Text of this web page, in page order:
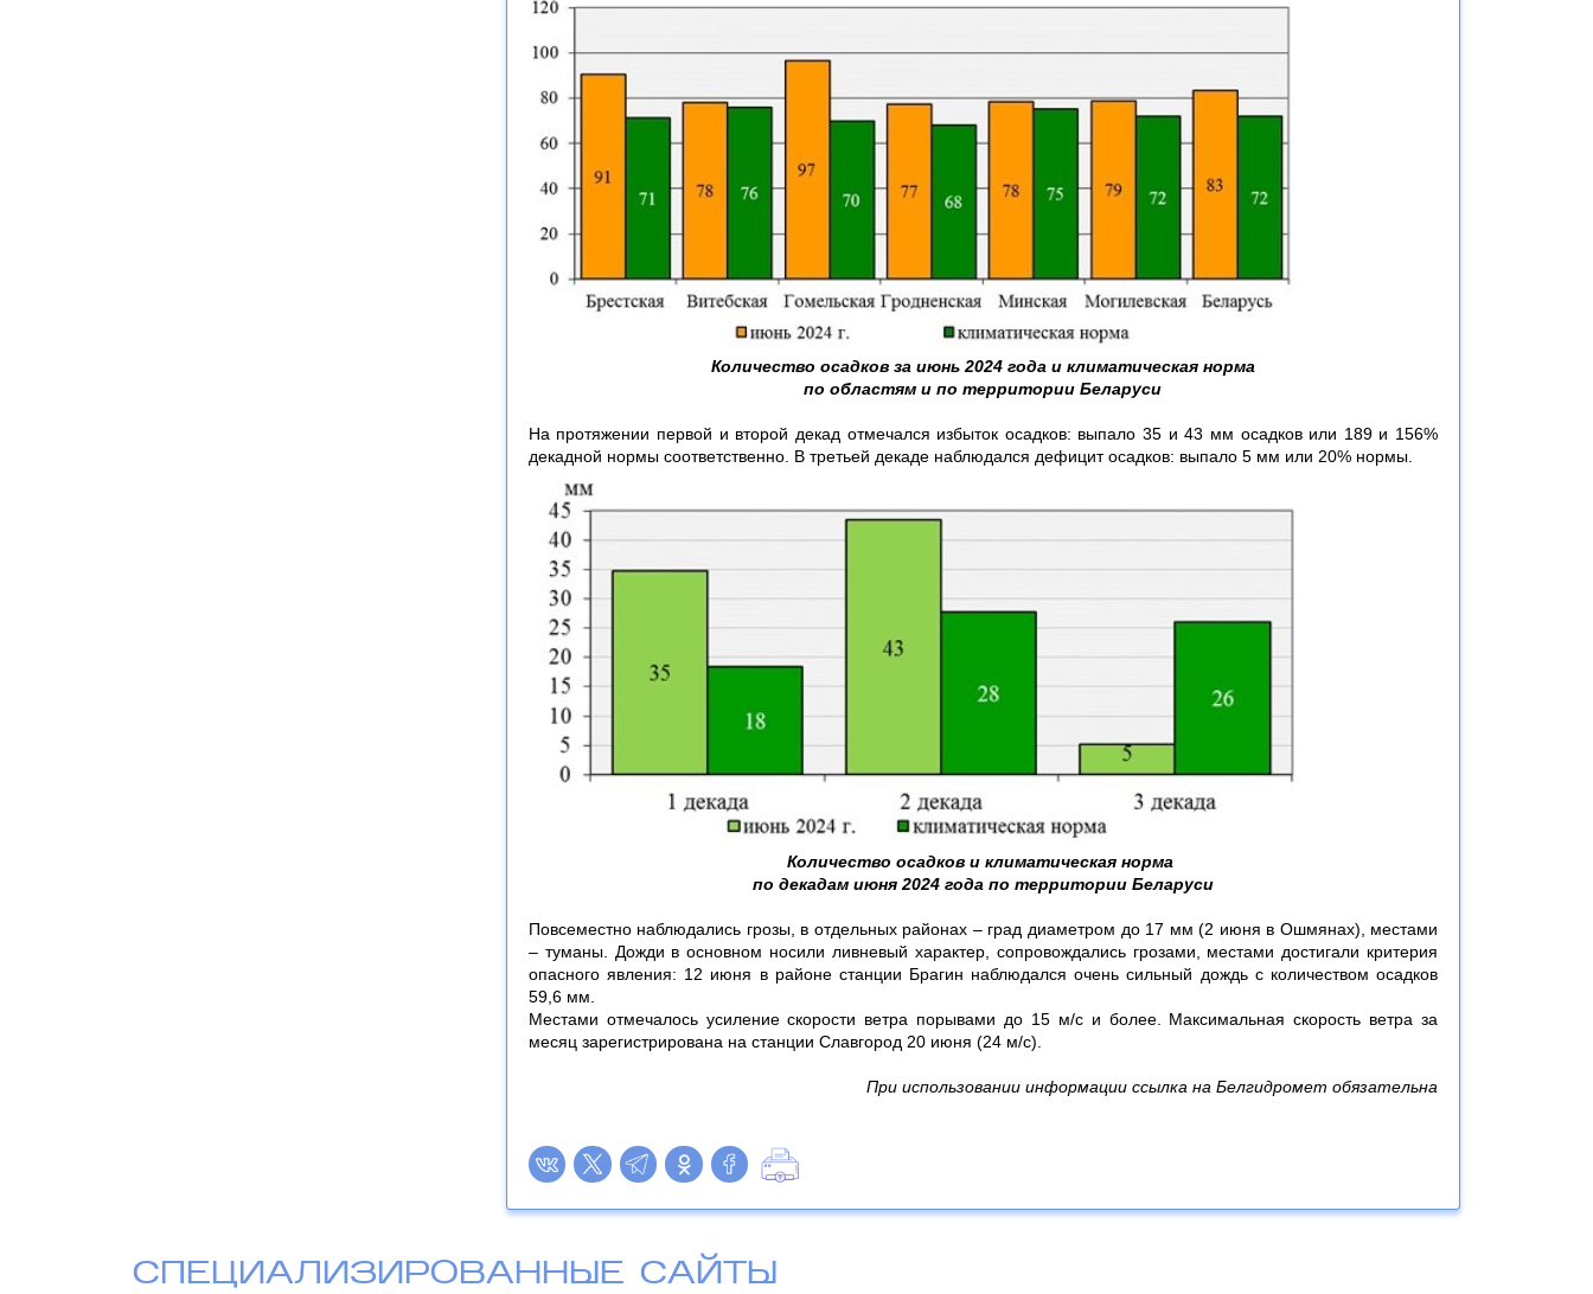
Количество осадков за июнь 2024 года и климатическая норма
по областям и по территории Беларуси
На протяжении первой и второй декад отмечался избыток осадков: выпало 35 и 43 мм осадков или 189 и 156%
декадной нормы соответственно. В третьей декаде наблюдался дефицит осадков: выпало 5 мм или 20% нормы.
Количество осадков и климатическая норма
по декадам июня 2024 года по территории Беларуси
Повсеместно наблюдались грозы, в отдельных районах – град диаметром до 17 мм (2 июня в Ошмянах), местами
– туманы. Дожди в основном носили ливневый характер, сопровождались грозами, местами достигали критерия
опасного явления: 12 июня в районе станции Брагин наблюдался очень сильный дождь с количеством осадков
59,6 мм.
Местами отмечалось усиление скорости ветра порывами до 15 м/с и более. Максимальная скорость ветра за
месяц зарегистрирована на станции Славгород 20 июня (24 м/с).
При использовании информации ссылка на Белгидромет обязательна
СПЕЦИАЛИЗИРОВАННЫЕ САЙТЫ